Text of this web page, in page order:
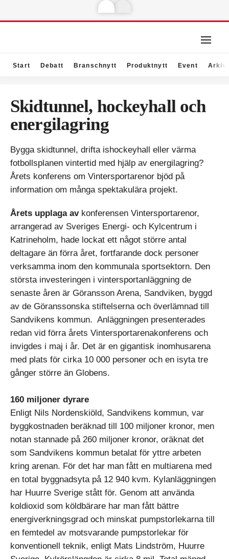
Start Debatt Branschnytt Produktnytt Event Arkiv
Skidtunnel, hockeyhall och
energilagring
Bygga skidtunnel, drifta ishockeyhall eller värma
fotbollsplanen vintertid med hjälp av energilagring?
Årets konferens om Vintersportarenor bjöd på
information om många spektakulära projekt.
Årets upplaga avkonferensen Vintersportarenor,
arrangerad av Sveriges Energi- och Kylcentrum i
Katrineholm, hade lockat ett något större antal
deltagare än förra året, fortfarande dock personer
verksamma inom den kommunala sportsektorn. Den
största investeringen i vintersportanläggning de
senaste åren är Göransson Arena, Sandviken, byggd
av de Göranssonska stiftelserna och överlämnad till
Sandvikens kommun. Anläggningen presenterades
redan vid förra årets Vintersportarenakonferens och
invigdes i maj i år. Det är en gigantisk inomhusarena
med plats för cirka 10 000 personer och en isyta tre
gånger större än Globens.
160 miljoner dyrare
Enligt Nils Nordenskiöld, Sandvikens kommun, var
byggkostnaden beräknad till 100 miljoner kronor, men
notan stannade på 260 miljoner kronor, oräknat det
som Sandvikens kommun betalat för yttre arbeten
kring arenan. För det har man fått en multiarena med
en total byggnadsyta på 12 940 kvm. Kylanläggningen
har Huurre Sverige stått för. Genom att använda
koldioxid som köldbärare har man fått bättre
energiverkningsgrad och minskat pumpstorlekarna till
en femtedel av motsvarande pumpstorlekar för
konventionell teknik, enligt Mats Lindström, Huurre